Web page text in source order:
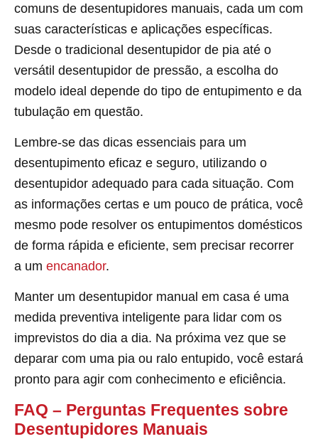
comuns de desentupidores manuais, cada um com
suas características e aplicações específicas.
Desde o tradicional desentupidor de pia até o
versátil desentupidor de pressão, a escolha do
modelo ideal depende do tipo de entupimento e da
tubulação em questão.
Lembre-se das dicas essenciais para um
desentupimento eficaz e seguro, utilizando o
desentupidor adequado para cada situação. Com
as informações certas e um pouco de prática, você
mesmo pode resolver os entupimentos domésticos
de forma rápida e eficiente, sem precisar recorrer
a um encanador.
Manter um desentupidor manual em casa é uma
medida preventiva inteligente para lidar com os
imprevistos do dia a dia. Na próxima vez que se
deparar com uma pia ou ralo entupido, você estará
pronto para agir com conhecimento e eficiência.
FAQ – Perguntas Frequentes sobre
Desentupidores Manuais